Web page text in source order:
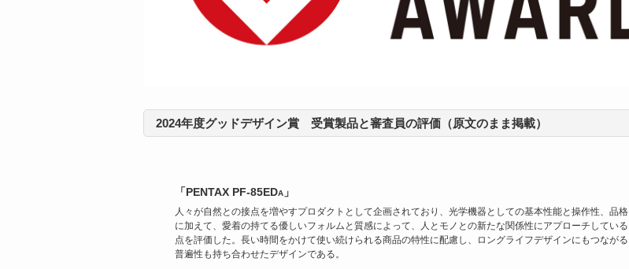
2024年度グッドデザイン賞 受賞製品と審査員の評価（原文のまま掲載）
「PENTAX PF-85EDA 」
人々が自然との接点を増やすプロダクトとして企画されており、光学機器としての基本性能と操作性、品格
に加えて、愛着の持てる優しいフォルムと質感によって、人とモノとの新たな関係性にアプローチしている
点を評価した。長い時間をかけて使い続けられる商品の特性に配慮し、ロングライフデザインにもつながる
普遍性も持ち合わせたデザインである。